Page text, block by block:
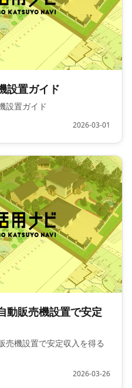
設置ガイド
設置ガイド
2026-03-01
動販売機設置で安定
売機設置で安定収入を得る
2026-03-26